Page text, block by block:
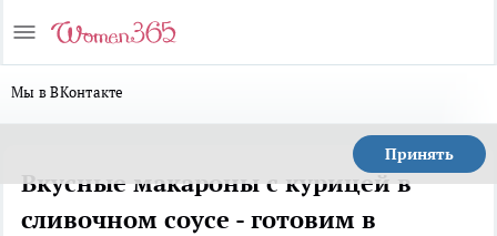
Мы в ВКонтакте
Принять
Вкусные макароны с курицей в
сливочном соусе - готовим в